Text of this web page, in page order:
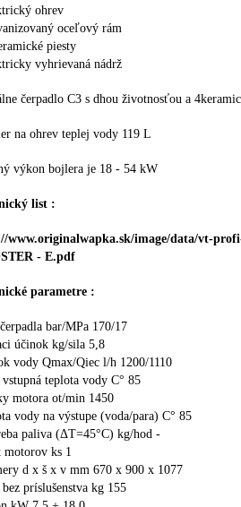
ohrev
oceľový rám
piesty
vyhrievaná nádrž
čerpadlo C3 s dhou životnosťou a
na ohrev teplej vody 119 L
výkon bojlera je 18 - 54 kW
list :
www.originalwapka.sk/image/data/vt-
- E.pdf
parametre :
bar/MPa 170/17
účinok kg/sila 5,8
vody Qmax/Qiec l/h 1200/1110
teplota vody C° 85
motora ot/min 1450
vody na výstupe (voda/para) C° 85
paliva (ΔT=45°C) kg/hod -
motorov ks 1
d x š x v mm 670 x 900 x 1077
príslušenstva kg 155